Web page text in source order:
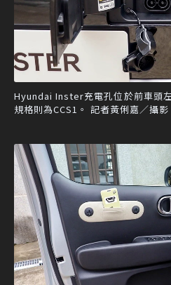
Hyundai Inster充電孔位於前車頭
規格則為CCS1。 記者黃俐嘉／攝影